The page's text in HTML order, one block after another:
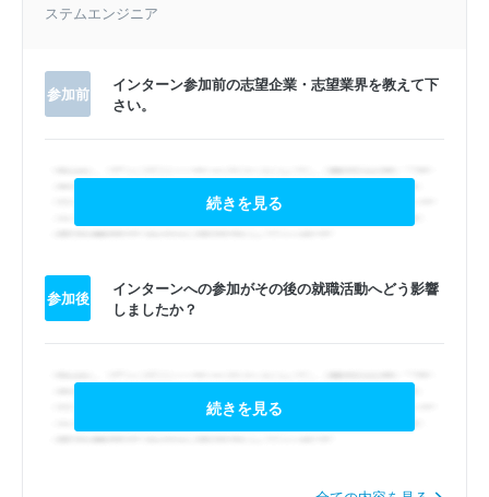
ステムエンジニア
参加前
インターン参加前の志望企業・志望業界を教えて下
さい。
続きを見る
参加後
インターンへの参加がその後の就職活動へどう影響
しましたか？
続きを見る